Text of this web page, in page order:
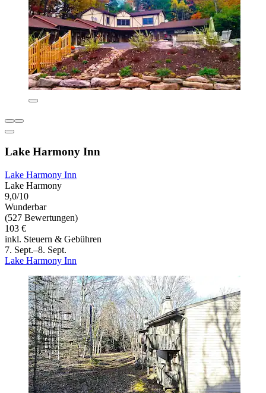
Lake Harmony Inn
Lake Harmony Inn
Lake Harmony
9,0/10
Wunderbar
(527 Bewertungen)
103 €
inkl. Steuern & Gebühren
7. Sept.–8. Sept.
Lake Harmony Inn